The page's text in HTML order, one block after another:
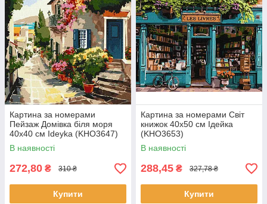
Картина за номерами
Пейзаж Домівка біля моря
40х40 см Ideyka (KHO3647)
В наявності
272,80 ₴ 310 ₴
Купити
Картина за номерами Світ
книжок 40х50 см Ідейка
(KHO3653)
В наявності
288,45 ₴ 327,78 ₴
Купити